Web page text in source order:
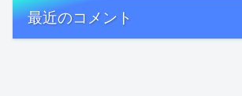
最近のコメント